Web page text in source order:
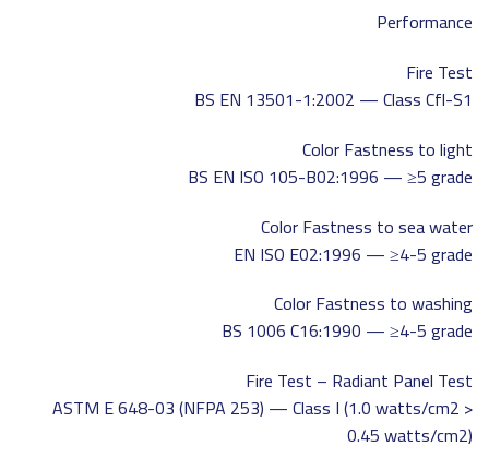
Performance
Fire Test
BS EN 13501-1:2002 — Class Cfl-S1
Color Fastness to light
BS EN ISO 105-B02:1996 — ≥5 grade
Color Fastness to sea water
EN ISO E02:1996 — ≥4-5 grade
Color Fastness to washing
BS 1006 C16:1990 — ≥4-5 grade
Fire Test – Radiant Panel Test
ASTM E 648-03 (NFPA 253) — Class I (1.0 watts/cm2 >
0.45 watts/cm2)